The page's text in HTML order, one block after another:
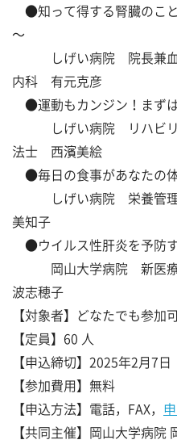
●知って得する腎臓のこ
～
しげい病院 院長兼血
内科 有元克彦
●運動もカンジン！まず
しげい病院 リハビリ
法士 西濱美絵
●毎日の食事があなたの
しげい病院 栄養管
美知子
●ウイルス性肝炎を予防
岡山大学病院 新医療
波志穂子
【対象者】どなたでも参加
【定員】60 人
【申込締切】2025年2月7日
【参加費用】無料
【申込方法】電話，FAX，
【共同主催】岡山大学病